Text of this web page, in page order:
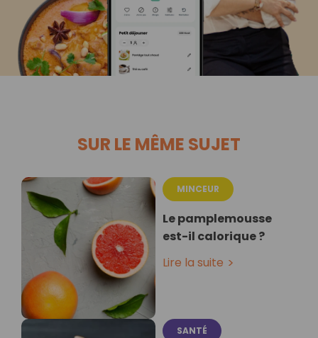
SUR LE MÊME SUJET
MINCEUR
Le pamplemousse
est-il calorique ?
Lire la suite
SANTÉ